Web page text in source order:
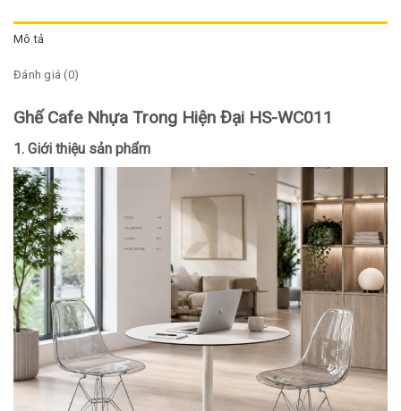
Mô tả
Đánh giá (0)
Ghế Cafe Nhựa Trong Hiện Đại HS-WC011
1. Giới thiệu sản phẩm